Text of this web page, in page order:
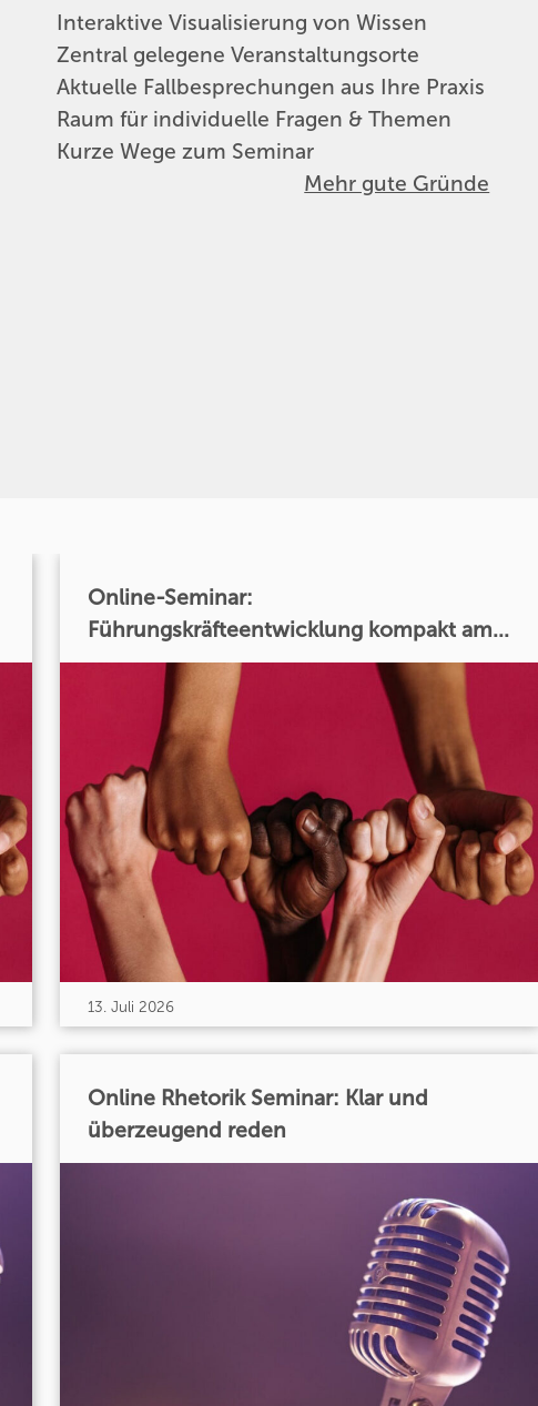
Interaktive Visualisierung von Wissen
Zentral gelegene Veranstaltungsorte
Aktuelle Fallbesprechungen aus Ihre Praxis
Raum für individuelle Fragen & Themen
Kurze Wege zum Seminar
Mehr gute Gründe
Online-Seminar:
Führungskräfteentwicklung kompakt am...
13. Juli 2026
Online Rhetorik Seminar: Klar und
überzeugend reden